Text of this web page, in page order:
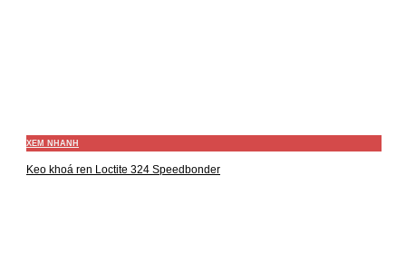
XEM NHANH
Keo khoá ren Loctite 324 Speedbonder